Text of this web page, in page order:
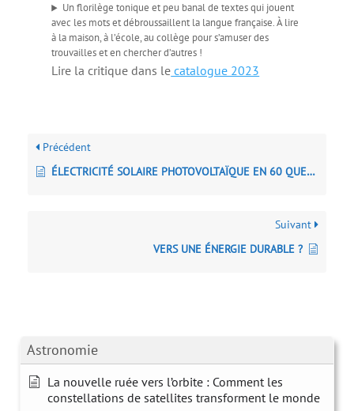
Astronomie
La nouvelle ruée vers l’orbite : Comment les
constellations de satellites transforment le monde
Un florilège tonique et peu banal de textes qui jouent
avec les mots et débroussaillent la langue française. À lire
à la maison, à l’école, au collège pour s’amuser des
trouvailles et en chercher d’autres !
Lire la critique dans le catalogue 2023
Précédent
ÉLECTRICITÉ SOLAIRE PHOTOVOLTAÏQUE EN 60 QUESTIONS/RÉPONSES
Suivant
VERS UNE ÉNERGIE DURABLE ?